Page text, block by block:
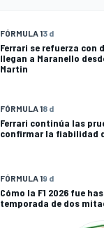
FÓRMULA 13 d
Ferrari se refuerza con
llegan a Maranello
Martin
FÓRMULA 18 d
Ferrari continúa las
confirmar la fiabilidad
FÓRMULA 19 d
Cómo la F1 2026 fue
temporada de dos